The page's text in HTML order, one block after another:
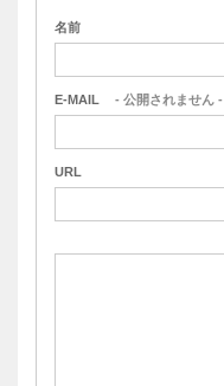
名前
E-MAIL - 公開されません -
URL